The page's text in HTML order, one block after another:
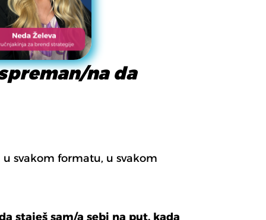
na da
svakom formatu, u svakom
staješ sam/a sebi na put, kada